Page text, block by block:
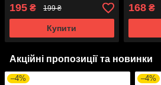
195 ₴ 199 ₴
Купити
168₴
Акційні пропозиції та новинки
–4% –4%